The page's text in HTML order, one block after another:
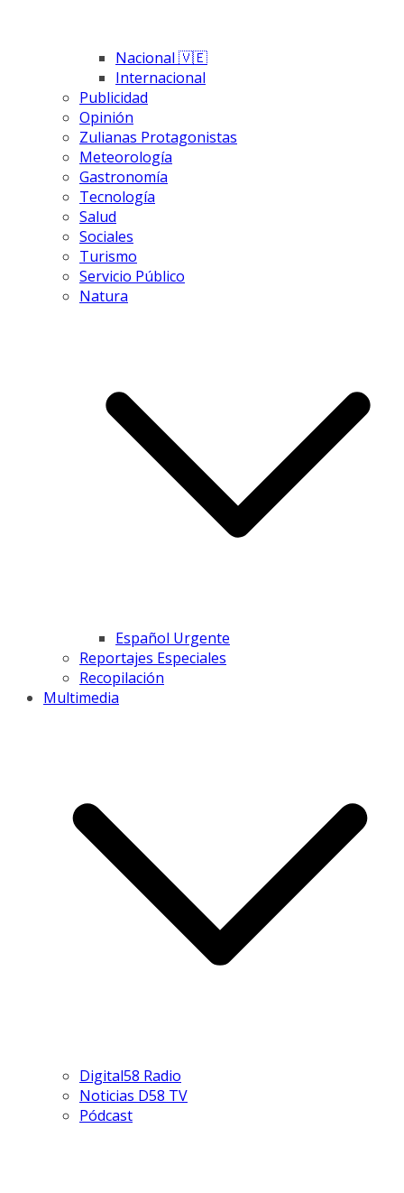
Nacional 🇻🇪
Internacional
Publicidad
Opinión
Zulianas Protagonistas
Meteorología
Gastronomía
Tecnología
Salud
Sociales
Turismo
Servicio Público
Natura
Español Urgente
Reportajes Especiales
Recopilación
Multimedia
Digital58 Radio
Noticias D58 TV
Pódcast